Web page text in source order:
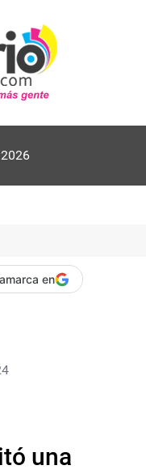
en
una